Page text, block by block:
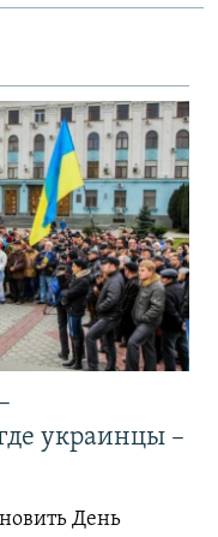
украинцы –
День